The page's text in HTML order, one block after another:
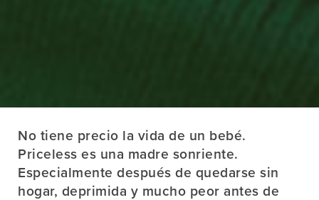
No tiene precio la vida de un bebé.
Priceless es una madre sonriente.
Especialmente después de quedarse sin
hogar, deprimida y mucho peor antes de